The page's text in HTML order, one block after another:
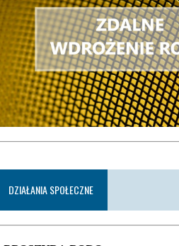
DZIAŁANIA SPOŁECZNE